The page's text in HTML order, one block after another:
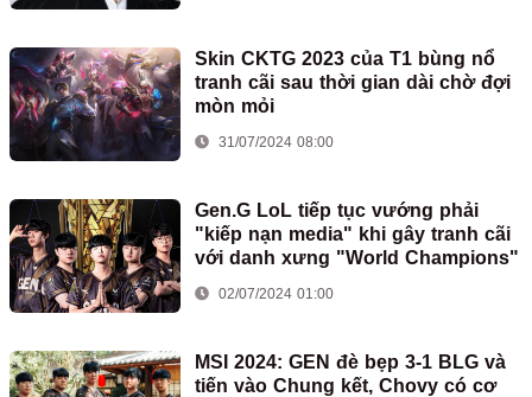
Skin CKTG 2023 của T1 bùng nổ
tranh cãi sau thời gian dài chờ đợi
mòn mỏi
31/07/2024 08:00
Gen.G LoL tiếp tục vướng phải
"kiếp nạn media" khi gây tranh cãi
với danh xưng "World Champions"
02/07/2024 01:00
MSI 2024: GEN đè bẹp 3-1 BLG và
tiến vào Chung kết, Chovy có cơ